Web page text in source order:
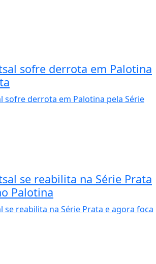
sofre derrota em Palotina
se reabilita na Série Prata
Palotina